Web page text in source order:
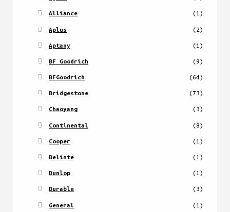
Alliance (1)
Aplus (2)
Aptany (1)
BF Goodrich (9)
BFGoodrich (64)
Bridgestone (73)
Chaoyang (3)
Continental (8)
Cooper (1)
Delinte (1)
Dunlop (1)
Durable (3)
General (1)